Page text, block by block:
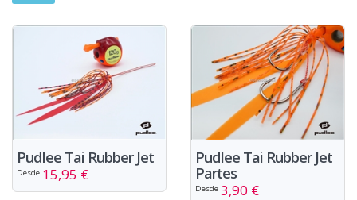
Pudlee Tai Rubber Jet
Desde 15,95 €
Pudlee Tai Rubber Jet
Partes
Desde 3,90 €